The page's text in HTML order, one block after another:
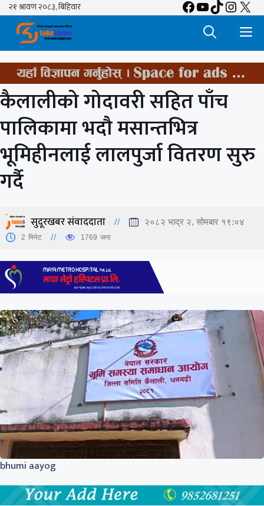
Skip
content
Facebook
YouTube
TikTok
X
कैलालीको गोदावरी सहित पाँच
पालिकामा भदौ मसान्तभित्र
भूमिहीनलाई लालपुर्जा वितरण सुरु
गर्दै
सुदूरखबर संवाददाता २०८२ भाद्र २, सोमबार १९:०४
2 मिनेट 1769 जना
bhumi aayog